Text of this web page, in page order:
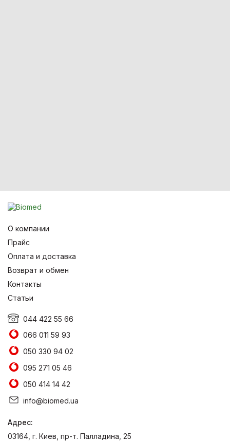
О компании
Прайс
Оплата и доставка
Возврат и обмен
Контакты
Статьи
044 422 55 66
066 011 59 93
050 330 94 02
095 271 05 46
050 414 14 42
info@biomed.ua
Адрес:
03164, г. Киев, пр-т. Палладина, 25